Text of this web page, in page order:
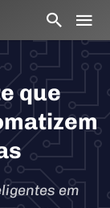
que
em